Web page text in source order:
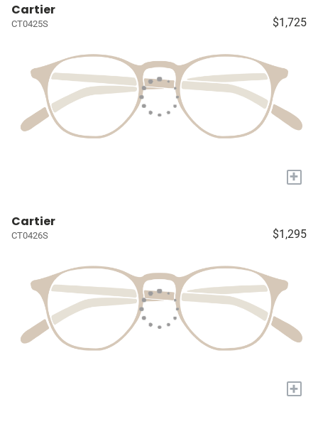
Cartier
CT0425S $1,725
+
Cartier
CT0426S $1,295
+